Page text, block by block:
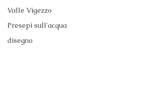
Valle Vigezzo
Presepi sull'acqua
disegno